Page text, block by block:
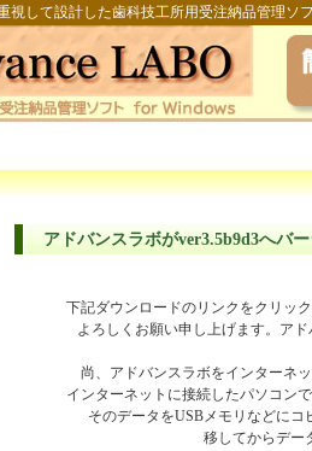
視して設計した歯科技工所用受注納品管理ソ
アドバンスラボがver3.5b9d3へバ
下記ダウンロードのリンクをクリッ
よろしくお願い申し上げます。ア
尚、アドバンスラボをインターネ
インターネットに接続したパソコン
そのデータをUSBメモリなどに
移してからデー